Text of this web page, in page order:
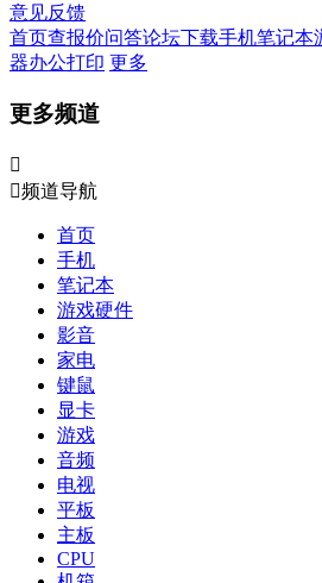
意见反馈
首页查报价问答论坛下载手机笔记本
器办公打印 更多
更多频道

频道导航
首页
手机
笔记本
游戏硬件
影音
家电
键鼠
显卡
游戏
音频
电视
平板
主板
CPU